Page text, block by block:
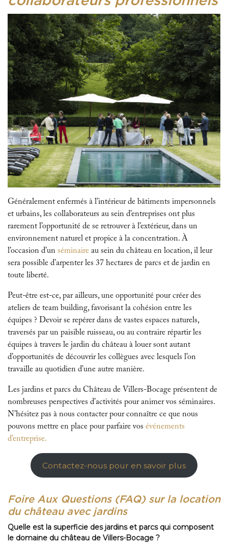
Généralement enfermés à l’intérieur de bâtiments impersonnels
et urbains, les collaborateurs au sein d’entreprises ont plus
rarement l’opportunité de se retrouver à l’extérieur, dans un
environnement naturel et propice à la concentration. À
l’occasion d’un séminaire au sein du château en location, il leur
sera possible d’arpenter les 37 hectares de parcs et de jardin en
toute liberté.
Peut-être est-ce, par ailleurs, une opportunité pour créer des
ateliers de team building, favorisant la cohésion entre les
équipes ? Devoir se repérer dans de vastes espaces naturels,
traversés par un paisible ruisseau, ou au contraire répartir les
équipes à travers le jardin du château à louer sont autant
d’opportunités de découvrir les collègues avec lesquels l’on
travaille au quotidien d’une autre manière.
Les jardins et parcs du Château de Villers-Bocage présentent de
nombreuses perspectives d’activités pour animer vos séminaires.
N’hésitez pas à nous contacter pour connaître ce que nous
pouvons mettre en place pour parfaire vos événements
d’entreprise.
Contactez-nous pour en savoir plus
Foire Aux Questions (FAQ) sur la location
du château avec jardins
Quelle est la superficie des jardins et parcs qui composent
le domaine du château de Villers-Bocage ?